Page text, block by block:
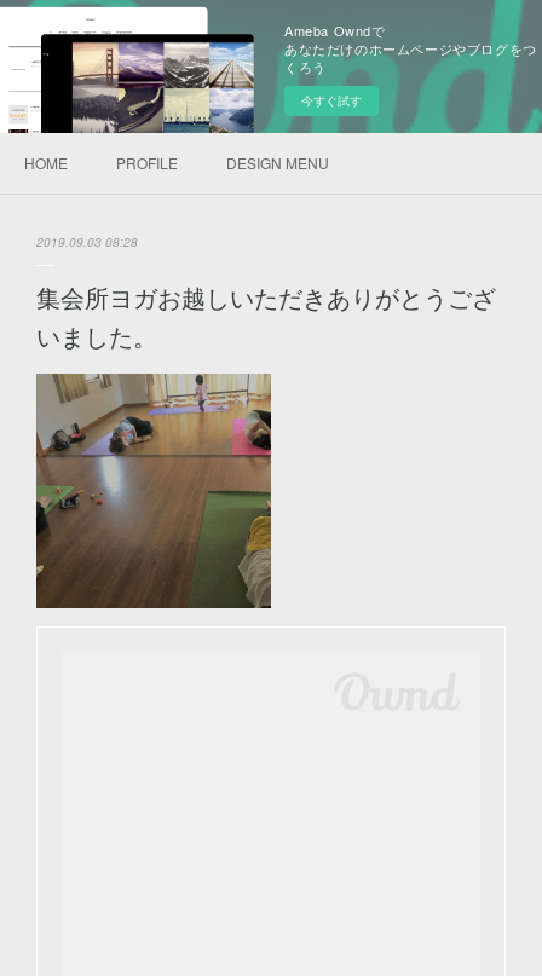
Ameba Owndで
あなただけのホームページやブログをつ
くろう
今すぐ試す
HOME PROFILE DESIGN MENU
2019.09.03 08:28
集会所ヨガお越しいただきありがとうござ
いました。